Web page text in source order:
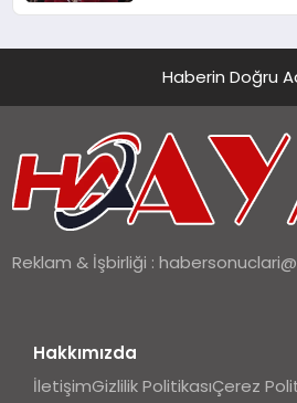
Haberin Doğru
Reklam & İşbirliği :
Hakkımızda
İletişimGizlilik PolitikasıÇerez